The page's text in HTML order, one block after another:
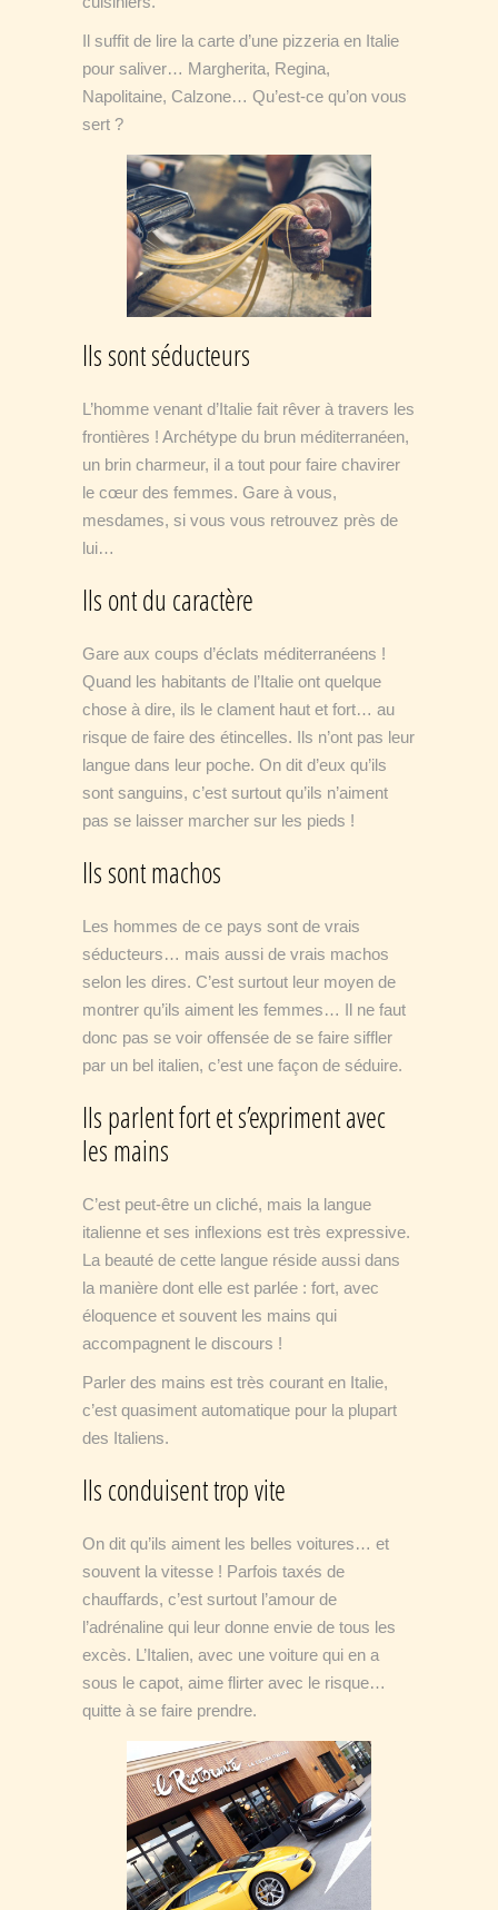
Il suffit de lire la carte d’une pizzeria en Italie
pour saliver… Margherita, Regina,
Napolitaine, Calzone… Qu’est-ce qu’on vous
sert ?
Ils sont séducteurs
L’homme venant d’Italie fait rêver à travers les
frontières ! Archétype du brun méditerranéen,
un brin charmeur, il a tout pour faire chavirer
le cœur des femmes. Gare à vous,
mesdames, si vous vous retrouvez près de
lui…
Ils ont du caractère
Gare aux coups d’éclats méditerranéens !
Quand les habitants de l’Italie ont quelque
chose à dire, ils le clament haut et fort… au
risque de faire des étincelles. Ils n’ont pas leur
langue dans leur poche. On dit d’eux qu’ils
sont sanguins, c’est surtout qu’ils n’aiment
pas se laisser marcher sur les pieds !
Ils sont machos
Les hommes de ce pays sont de vrais
séducteurs… mais aussi de vrais machos
selon les dires. C’est surtout leur moyen de
montrer qu’ils aiment les femmes… Il ne faut
donc pas se voir offensée de se faire siffler
par un bel italien, c’est une façon de séduire.
Ils parlent fort et s’expriment avec
les mains
C’est peut-être un cliché, mais la langue
italienne et ses inflexions est très expressive.
La beauté de cette langue réside aussi dans
la manière dont elle est parlée : fort, avec
éloquence et souvent les mains qui
accompagnent le discours !
Parler des mains est très courant en Italie,
c’est quasiment automatique pour la plupart
des Italiens.
Ils conduisent trop vite
On dit qu’ils aiment les belles voitures… et
souvent la vitesse ! Parfois taxés de
chauffards, c’est surtout l’amour de
l’adrénaline qui leur donne envie de tous les
excès. L’Italien, avec une voiture qui en a
sous le capot, aime flirter avec le risque…
quitte à se faire prendre.